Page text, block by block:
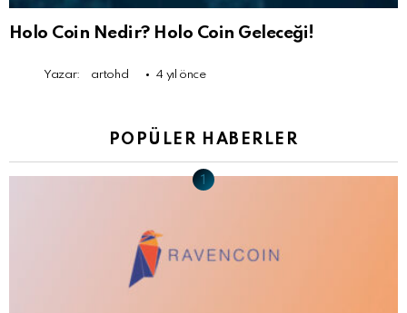
Holo Coin Nedir? Holo Coin Geleceği!
Yazar: artohd 4 yıl önce
POPÜLER HABERLER